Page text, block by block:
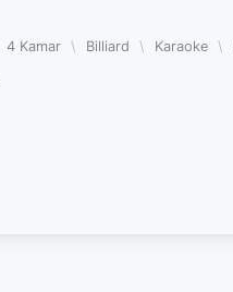
4 Kamar \ Billiard \ Karaoke \